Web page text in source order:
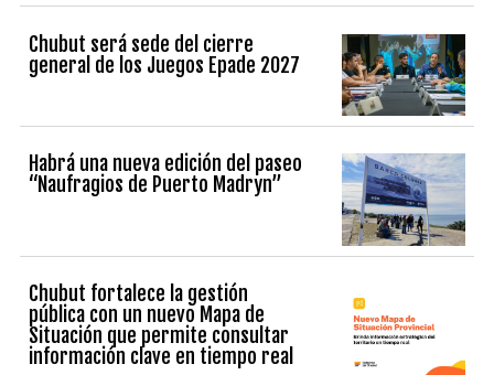
Chubut será sede del cierre
general de los Juegos Epade 2027
Habrá una nueva edición del paseo
“Naufragios de Puerto Madryn”
Chubut fortalece la gestión
pública con un nuevo Mapa de
Situación que permite consultar
información clave en tiempo real